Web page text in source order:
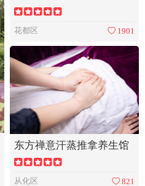
花都区 1901
东方禅意汗蒸推拿养生馆
从化区 821